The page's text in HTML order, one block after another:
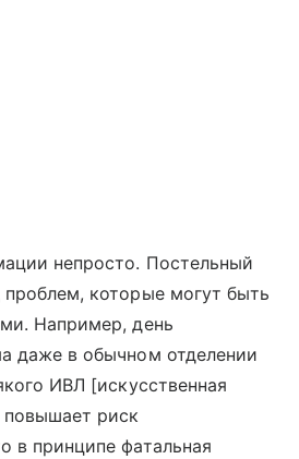
непросто. Постельный
которые могут быть
Например, день
даже в обычном отделении
ИВЛ [искусственная
повышает риск
в принципе фатальная